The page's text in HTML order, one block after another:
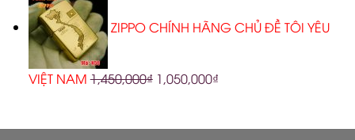
ZIPPO CHÍNH HÃNG CHỦ ĐỀ TÔI YÊU
VIỆT NAM 1,450,000₫ 1,050,000₫